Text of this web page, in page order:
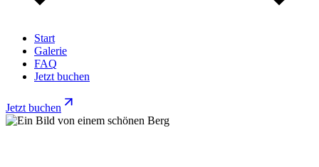
Start
Galerie
FAQ
Jetzt buchen
Jetzt buchen